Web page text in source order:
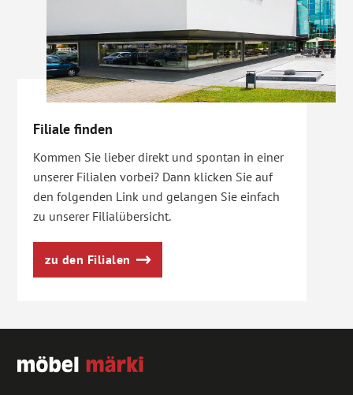
Filiale finden
Kommen Sie lieber direkt und spontan in einer
unserer Filialen vorbei? Dann klicken Sie auf
den folgenden Link und gelangen Sie einfach
zu unserer Filialübersicht.
zu den Filialen